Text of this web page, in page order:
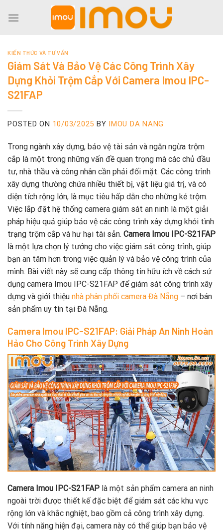
KIẾN THỨC VÀ TƯ VẤN
Giám Sát Và Bảo Vệ Các Công Trình Xây
Dựng Khỏi Trộm Cắp Với Camera Imou IPC-
S21FAP
POSTED ON 10/03/2025 BY IMOU DA NANG
Trong ngành xây dựng, bảo vệ tài sản và ngăn ngừa trộm
cắp là một trong những vấn đề quan trọng mà các chủ đầu
tư, nhà thầu và công nhân cần phải đối mặt. Các công trình
xây dựng thường chứa nhiều thiết bị, vật liệu giá trị, và có
diện tích rộng lớn, là mục tiêu hấp dẫn cho những kẻ trộm.
Việc lắp đặt hệ thống camera giám sát an ninh là một giải
pháp hiệu quả giúp bảo vệ các công trình xây dựng khỏi tình
trạng trộm cắp và hư hại tài sản. Camera Imou IPC-S21FAP
là một lựa chọn lý tưởng cho việc giám sát công trình, giúp
bạn an tâm hơn trong việc quản lý và bảo vệ công trình của
mình. Bài viết này sẽ cung cấp thông tin hữu ích về cách sử
dụng camera Imou IPC-S21FAP để giám sát công trình xây
dựng và giới thiệu nhà phân phối camera Đà Nẵng – nơi bán
sản phẩm uy tín tại Đà Nẵng.
Camera Imou IPC-S21FAP: Giải Pháp An Ninh Hoàn
Hảo Cho Công Trình Xây Dựng
Camera Imou IPC-S21FAP là một sản phẩm camera an ninh
ngoài trời được thiết kế đặc biệt để giám sát các khu vực
rộng lớn và khắc nghiệt, bao gồm cả công trình xây dựng.
Với tính năng hiện đại, camera này có thể giúp bạn bảo vệ